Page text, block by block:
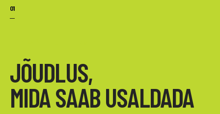
01
JÕUDLUS,
MIDA SAAB USALDADA